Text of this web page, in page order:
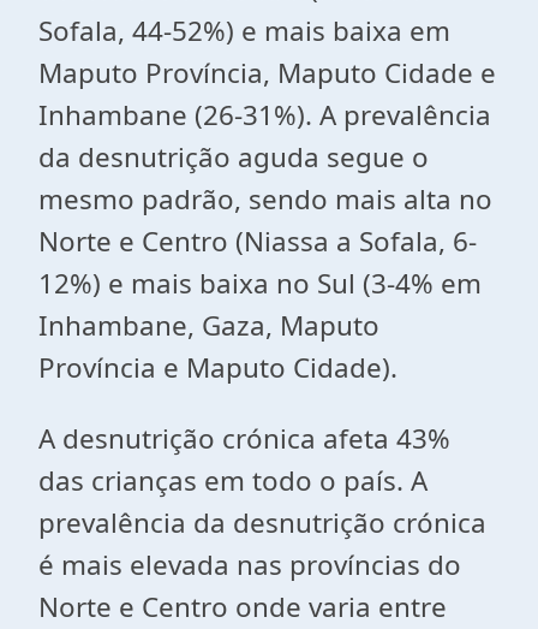
Sofala, 44-52%) e mais baixa em
Maputo Província, Maputo Cidade e
Inhambane (26-31%). A prevalência
da desnutrição aguda segue o
mesmo padrão, sendo mais alta no
Norte e Centro (Niassa a Sofala, 6-
12%) e mais baixa no Sul (3-4% em
Inhambane, Gaza, Maputo
Província e Maputo Cidade).
A desnutrição crónica afeta 43%
das crianças em todo o país. A
prevalência da desnutrição crónica
é mais elevada nas províncias do
Norte e Centro onde varia entre